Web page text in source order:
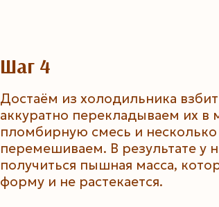
Шаг 4
Достаём из холодильника
аккуратно перекладываем их в
пломбирную смесь и несколько
перемешиваем. В результате у
получиться пышная масса,
форму и не растекается.